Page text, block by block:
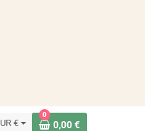
€
0
0,00 €